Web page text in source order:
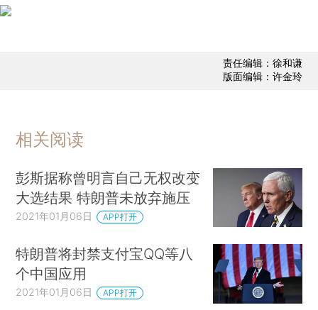
责任编辑：徐和谦
版面编辑：许金玲
相关阅读
彭斯据称曾明言自己无权改变
大选结果 特朗普未放弃施压
2021年01月06日 APP打开
特朗普将封禁支付宝QQ等八
个中国应用
2021年01月06日 APP打开